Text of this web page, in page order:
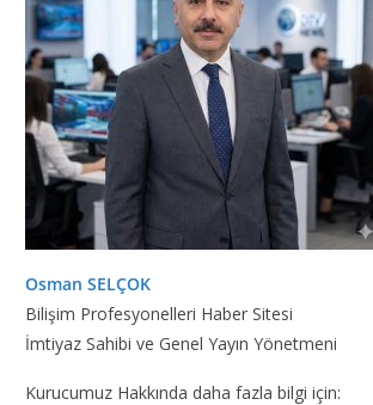
Osman SELÇOK
Bilişim Profesyonelleri Haber Sitesi
İmtiyaz Sahibi ve Genel Yayın Yönetmeni
Kurucumuz Hakkında daha fazla bilgi için: